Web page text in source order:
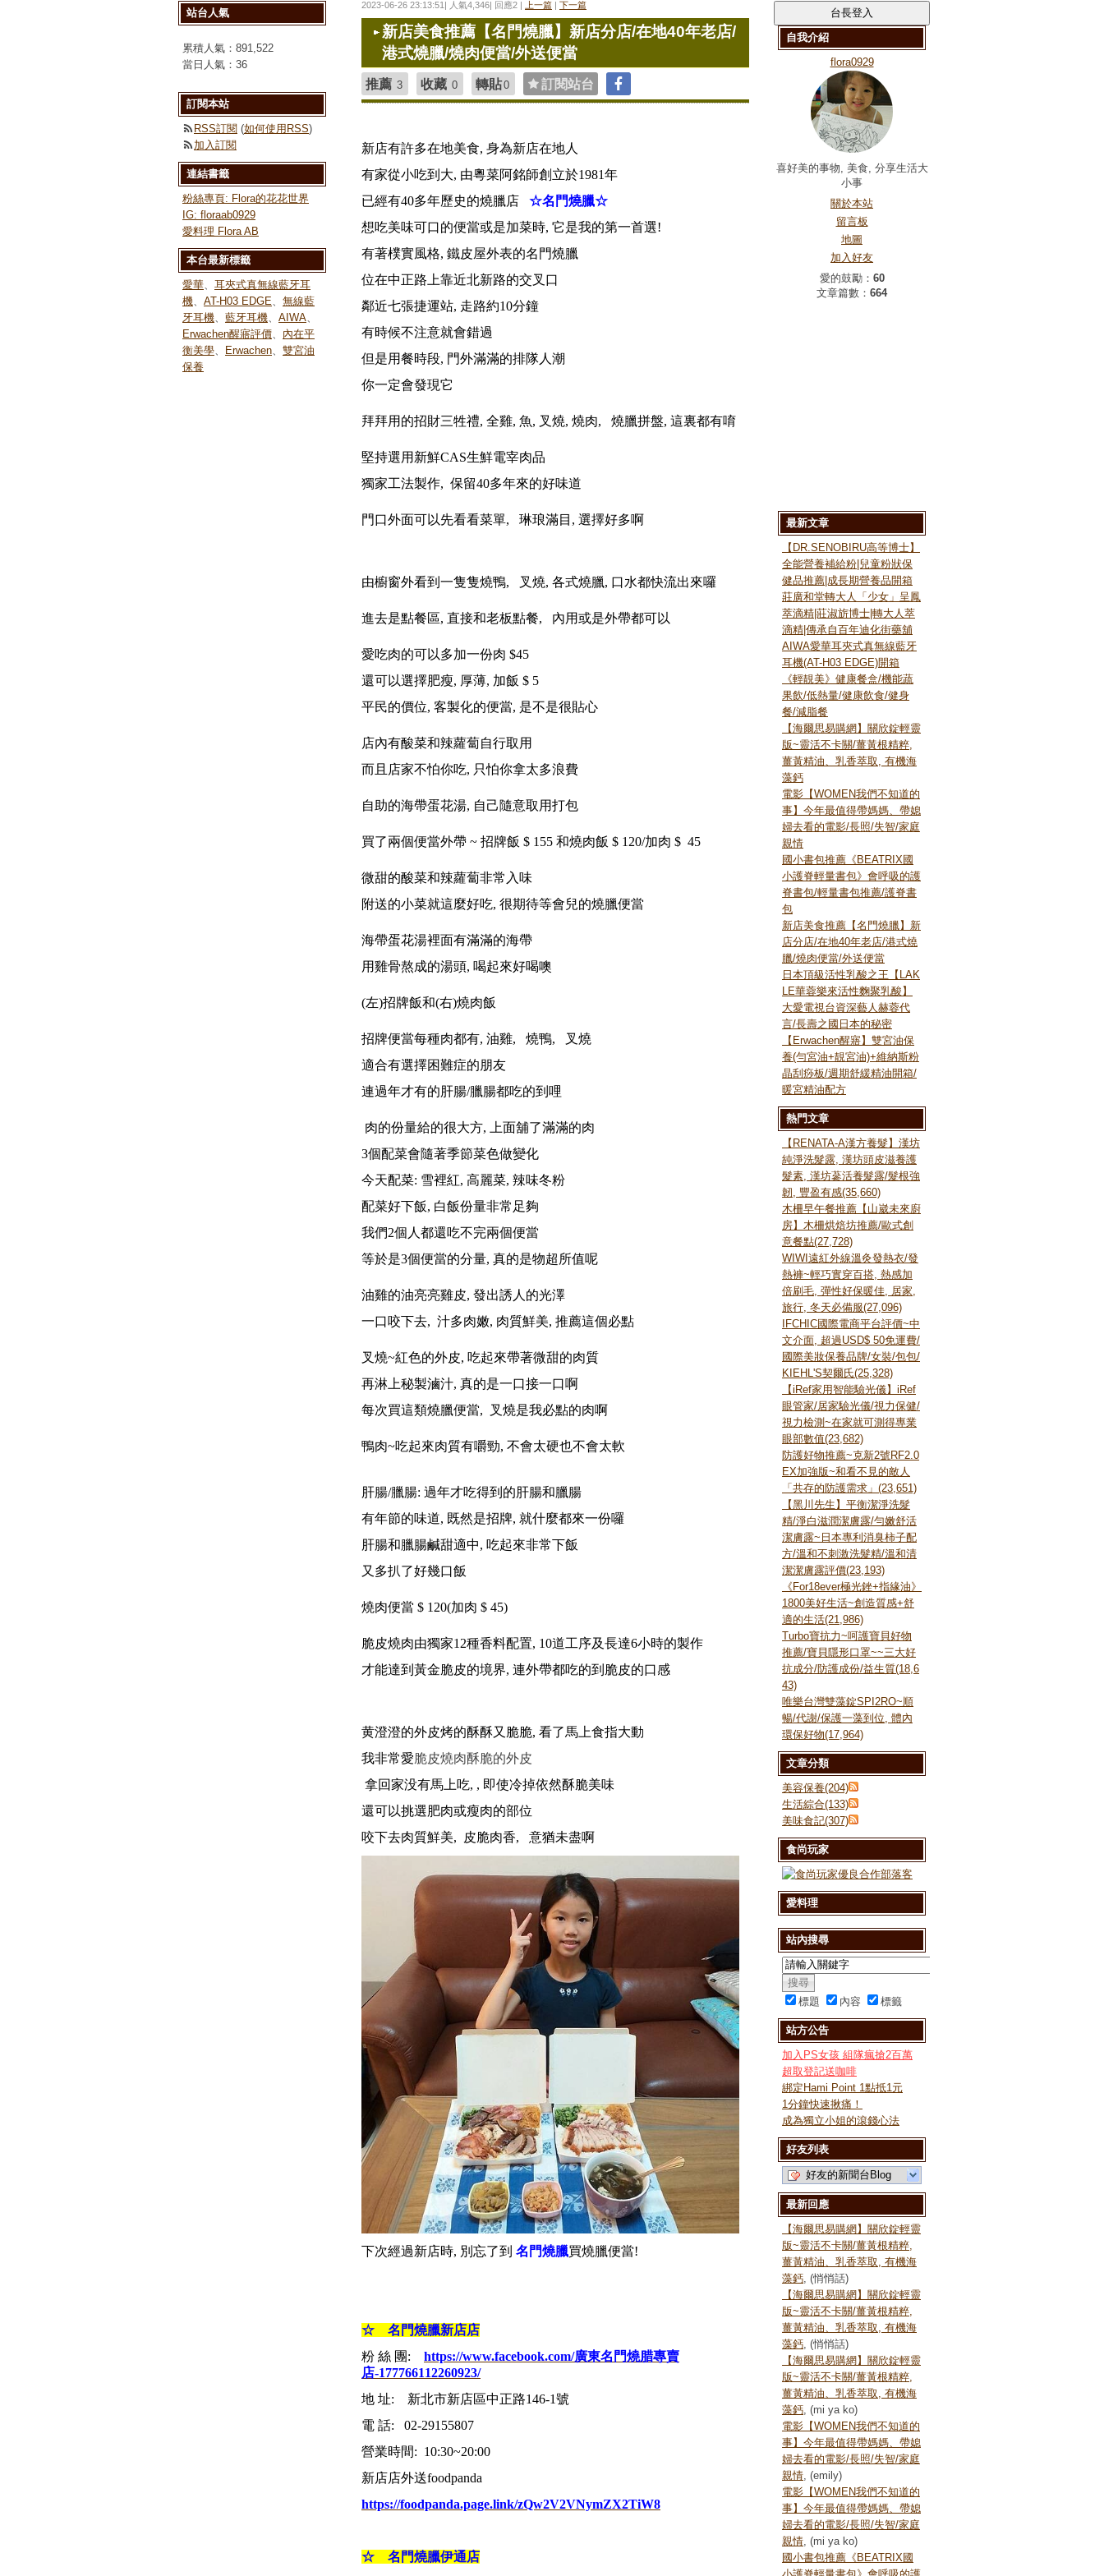
2023-06-26 23:13:51| 人氣4,346| 回應2 | 上一篇 | 下一篇
新店美食推薦【名門燒臘】新店分店/在地40年老店/
港式燒臘/燒肉便當/外送便當
推薦 3 收藏 0 轉貼0 訂閱站台
新店有許多在地美食, 身為新店在地人
有家從小吃到大, 由粵菜阿銘師創立於1981年
已經有40多年歷史的燒臘店
☆名門燒臘☆
想吃美味可口的便當或是加菜時, 它是我的第一首選!
有著樸實風格, 鐵皮屋外表的名門燒臘
位在中正路上靠近北新路的交叉口
鄰近七張捷運站, 走路約10分鐘
有時候不注意就會錯過
但是用餐時段, 門外滿滿的排隊人潮
你一定會發現它
拜拜用的招財三牲禮, 全雞, 魚, 叉燒, 燒肉, 燒臘拼盤, 這裏都有唷
堅持選用新鮮CAS生鮮電宰肉品
獨家工法製作, 保留40多年來的好味道
門口外面可以先看看菜單, 琳琅滿目, 選擇好多啊
由櫥窗外看到一隻隻燒鴨, 叉燒, 各式燒臘, 口水都快流出來囉
進去是點餐區, 直接和老板點餐, 內用或是外帶都可以
愛吃肉的可以多加一份肉 $45
還可以選擇肥瘦, 厚薄, 加飯 $ 5
平民的價位, 客製化的便當, 是不是很貼心
店內有酸菜和辣蘿蔔自行取用
而且店家不怕你吃, 只怕你拿太多浪費
自助的海帶蛋花湯, 自己隨意取用打包
買了兩個便當外帶 ~ 招牌飯 $ 155 和燒肉飯 $ 120/加肉 $ 45
微甜的酸菜和辣蘿蔔非常入味
附送的小菜就這麼好吃, 很期待等會兒的燒臘便當
海帶蛋花湯裡面有滿滿的海帶
用雞骨熬成的湯頭, 喝起來好喝噢
(左)招牌飯和(右)燒肉飯
招牌便當每種肉都有, 油雞, 燒鴨, 叉燒
適合有選擇困難症的朋友
連過年才有的肝腸/臘腸都吃的到哩
肉的份量給的很大方, 上面舖了滿滿的肉
3個配菜會隨著季節菜色做變化
今天配菜: 雪裡紅, 高麗菜, 辣味冬粉
配菜好下飯, 白飯份量非常足夠
我們2個人都還吃不完兩個便當
等於是3個便當的分量, 真的是物超所值呢
油雞的油亮亮雞皮, 發出誘人的光澤
一口咬下去, 汁多肉嫩, 肉質鮮美, 推薦這個必點
叉燒~紅色的外皮, 吃起來帶著微甜的肉質
再淋上秘製滷汁, 真的是一口接一口啊
每次買這類燒臘便當, 叉燒是我必點的肉啊
鴨肉~吃起來肉質有嚼勁, 不會太硬也不會太軟
肝腸/臘腸: 過年才吃得到的肝腸和臘腸
有年節的味道, 既然是招牌, 就什麼都來一份囉
肝腸和臘腸鹹甜適中, 吃起來非常下飯
又多扒了好幾口飯
燒肉便當 $ 120(加肉 $ 45)
脆皮燒肉由獨家12種香料配置, 10道工序及長達6小時的製作
才能達到黃金脆皮的境界, 連外帶都吃的到脆皮的口感
黄澄澄的外皮烤的酥酥又脆脆, 看了馬上食指大動
我非常愛脆皮燒肉酥脆的外皮
拿回家没有馬上吃, , 即使冷掉依然酥脆美味
還可以挑選肥肉或瘦肉的部位
咬下去肉質鮮美, 皮脆肉香, 意猶未盡啊
下次經過新店時, 別忘了到 名門燒臘買燒臘便當!
☆ 名門燒臘新店店
粉 絲 團:
https://www.facebook.com/廣東名門燒腊專賣
店-177766112260923/
地 址: 新北市新店區中正路146-1號
電 話: 02-29155807
營業時間: 10:30~20:00
新店店外送foodpanda
https://foodpanda.page.link/zQw2V2VNymZX2TiW8
☆ 名門燒臘伊通店
自我介紹
flora0929
喜好美的事物, 美食, 分享生活大
小事
關於本站
留言板
地圖
加入好友
愛的鼓勵： 60
文章篇數： 664
最新文章
【DR.SENOBIRU高等博士】
全能營養補給粉|兒童粉狀保
健品推薦|成長期營養品開箱
莊廣和堂轉大人「少女」呈鳳
萃滴精|莊淑旂博士|轉大人萃
滴精|傳承自百年迪化街藥舖
AIWA愛華耳夾式真無線藍牙
耳機(AT-H03 EDGE)開箱
《輕靚美》健康餐盒/機能蔬
果飲/低熱量/健康飲食/健身
餐/減脂餐
【海爾思易購網】關欣錠輕靈
版~靈活不卡關/薑黃根精粹,
薑黃精油、乳香萃取, 有機海
藻鈣
電影【WOMEN我們不知道的
事】今年最值得帶媽媽、帶媳
婦去看的電影/長照/失智/家庭
親情
國小書包推薦《BEATRIX國
小護脊輕量書包》會呼吸的護
脊書包/輕量書包推薦/護脊書
包
新店美食推薦【名門燒臘】新
店分店/在地40年老店/港式燒
臘/燒肉便當/外送便當
日本頂級活性乳酸之王【LAK
LE華蓉樂來活性麴聚乳酸】
大愛電視台資深藝人赫蓉代
言/長壽之國日本的秘密
【Erwachen醒寤】雙宮油保
養(勻宮油+靚宮油)+維納斯粉
晶刮痧板/週期舒緩精油開箱/
暖宮精油配方
熱門文章
【RENATA-A漢方養髮】漢坊
純淨洗髮露, 漢坊頭皮滋養護
髮素, 漢坊蔘活養髮露/髮根強
韌, 豐盈有感(35,660)
木柵早午餐推薦【山崴未來廚
房】木柵烘焙坊推薦/歐式創
意餐點(27,728)
WIWI遠紅外線溫灸發熱衣/發
熱褲~輕巧實穿百搭, 熱感加
倍刷毛, 彈性好保暖佳, 居家,
旅行, 冬天必備服(27,096)
IFCHIC國際電商平台評價~中
文介面, 超過USD$ 50免運費/
國際美妝保養品牌/女裝/包包/
KIEHL'S契爾氏(25,328)
【iRef家用智能驗光儀】iRef
眼管家/居家驗光儀/視力保健/
視力檢測~在家就可測得專業
眼部數值(23,682)
防護好物推薦~克新2號RF2.0
EX加強版~和看不見的敵人
「共存的防護需求」(23,651)
【黑川先生】平衡潔淨洗髮
精/淨白滋潤潔膚露/勻嫩舒活
潔膚露~日本專利消臭柿子配
方/溫和不刺激洗髮精/溫和清
潔潔膚露評價(23,193)
《For18ever極光銼+指緣油》
1800美好生活~創造質感+舒
適的生活(21,986)
Turbo寶抗力~呵護寶貝好物
推薦/寶貝隱形口罩~~三大好
抗成分/防護成份/益生質(18,6
43)
唯樂台灣雙藻錠SPI2RO~順
暢/代謝/保護一藻到位, 體內
環保好物(17,964)
文章分類
美容保養(204)
生活綜合(133)
美味食記(307)
食尚玩家
愛料理
站內搜尋
標題 內容 標籤
站方公告
加入PS女孩 組隊瘋搶2百萬
超取登記送咖啡
綁定Hami Point 1點抵1元
1分鐘快速揪痛！
成為獨立小姐的滾錢心法
好友列表
好友的新聞台Blog
最新回應
【海爾思易購網】關欣錠輕靈
版~靈活不卡關/薑黃根精粹,
薑黃精油、乳香萃取, 有機海
藻鈣 , (悄悄話)
【海爾思易購網】關欣錠輕靈
版~靈活不卡關/薑黃根精粹,
薑黃精油、乳香萃取, 有機海
藻鈣 , (悄悄話)
【海爾思易購網】關欣錠輕靈
版~靈活不卡關/薑黃根精粹,
薑黃精油、乳香萃取, 有機海
藻鈣 , (mi ya ko)
電影【WOMEN我們不知道的
事】今年最值得帶媽媽、帶媳
婦去看的電影/長照/失智/家庭
親情 , (emily)
電影【WOMEN我們不知道的
事】今年最值得帶媽媽、帶媳
婦去看的電影/長照/失智/家庭
親情 , (mi ya ko)
國小書包推薦《BEATRIX國
站台人氣
累積人氣： 891,522
當日人氣： 36
訂閱本站
RSS訂閱 (如何使用RSS)
加入訂閱
連結書籤
粉絲專頁: Flora的花花世界
IG: floraab0929
愛料理 Flora AB
本台最新標籤
愛華
耳夾式真無線藍牙耳
機
AT-H03 EDGE
無線藍
牙耳機
藍牙耳機 AIWA
Erwachen醒寤評價
內在平
衡美學
Erwachen
雙宮油
保養